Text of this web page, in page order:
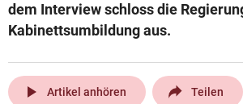
dem Interview schloss die
Kabinettsumbildung aus.
play_arrow Artikel anhören Teilen